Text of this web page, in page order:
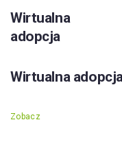
Wirtualna
adopcja
Wirtualna
Zobacz